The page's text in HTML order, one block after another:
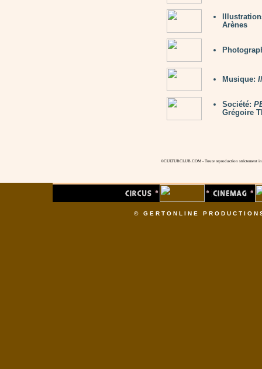
Arènes
Musique:
Société:
Grégoire
©CULTURCLUB.COM - Toute reproduction strictement
© GERTONLINE